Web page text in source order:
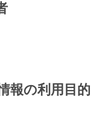
報の利用目的